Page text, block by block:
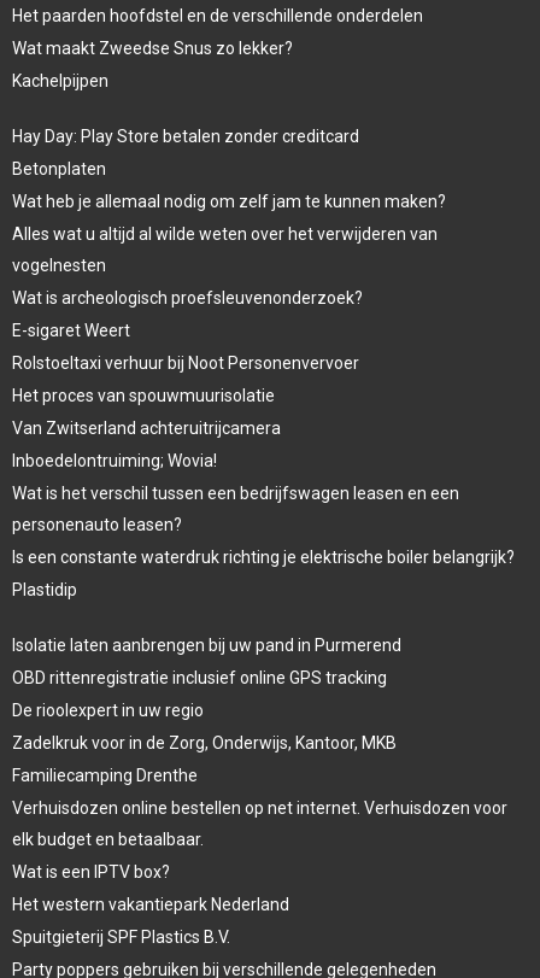
Het paarden hoofdstel en de verschillende onderdelen
Wat maakt Zweedse Snus zo lekker?
Kachelpijpen
Hay Day: Play Store betalen zonder creditcard
Betonplaten
Wat heb je allemaal nodig om zelf jam te kunnen maken?
Alles wat u altijd al wilde weten over het verwijderen van
vogelnesten
Wat is archeologisch proefsleuvenonderzoek?
E-sigaret Weert
Rolstoeltaxi verhuur bij Noot Personenvervoer
Het proces van spouwmuurisolatie
Van Zwitserland achteruitrijcamera
Inboedelontruiming; Wovia!
Wat is het verschil tussen een bedrijfswagen leasen en een
personenauto leasen?
Is een constante waterdruk richting je elektrische boiler belangrijk?
Plastidip
Isolatie laten aanbrengen bij uw pand in Purmerend
OBD rittenregistratie inclusief online GPS tracking
De rioolexpert in uw regio
Zadelkruk voor in de Zorg, Onderwijs, Kantoor, MKB
Familiecamping Drenthe
Verhuisdozen online bestellen op net internet. Verhuisdozen voor
elk budget en betaalbaar.
Wat is een IPTV box?
Het western vakantiepark Nederland
Spuitgieterij SPF Plastics B.V.
Party poppers gebruiken bij verschillende gelegenheden